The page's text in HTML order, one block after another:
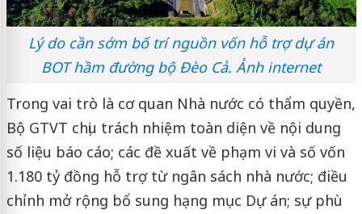
Lý do cần sớm bố trí nguồn vốn hỗ trợ dự án
BOT hầm đường bộ Đèo Cả. Ảnh internet
Trong vai trò là cơ quan Nhà nước có thẩm quyền,
Bộ GTVT chịu trách nhiệm toàn diện về nội dung
số liệu báo cáo; các đề xuất về phạm vi và số vốn
1.180 tỷ đồng hỗ trợ từ ngân sách nhà nước; điều
chỉnh mở rộng bổ sung hạng mục Dự án; sự phù